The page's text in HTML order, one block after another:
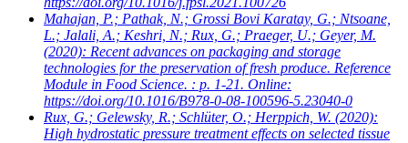
Mahajan, P.; Pathak, N.; Grossi Bovi Karatay, G.; Ntsoane,
L.; Jalali, A.; Keshri, N.; Rux, G.; Praeger, U.; Geyer, M.
(2020): Recent advances on packaging and storage
technologies for the preservation of fresh produce. Reference
Module in Food Science. : p. 1-21. Online:
https://doi.org/10.1016/B978-0-08-100596-5.23040-0
Rux, G.; Gelewsky, R.; Schlüter, O.; Herppich, W. (2020):
High hydrostatic pressure treatment effects on selected tissue